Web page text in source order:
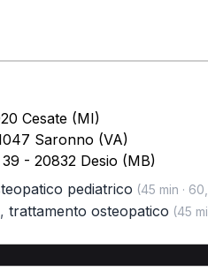
Cesate (MI)
Saronno (VA)
- 20832 Desio (MB)
pediatrico (45 min ·
, trattamento osteopatico (45